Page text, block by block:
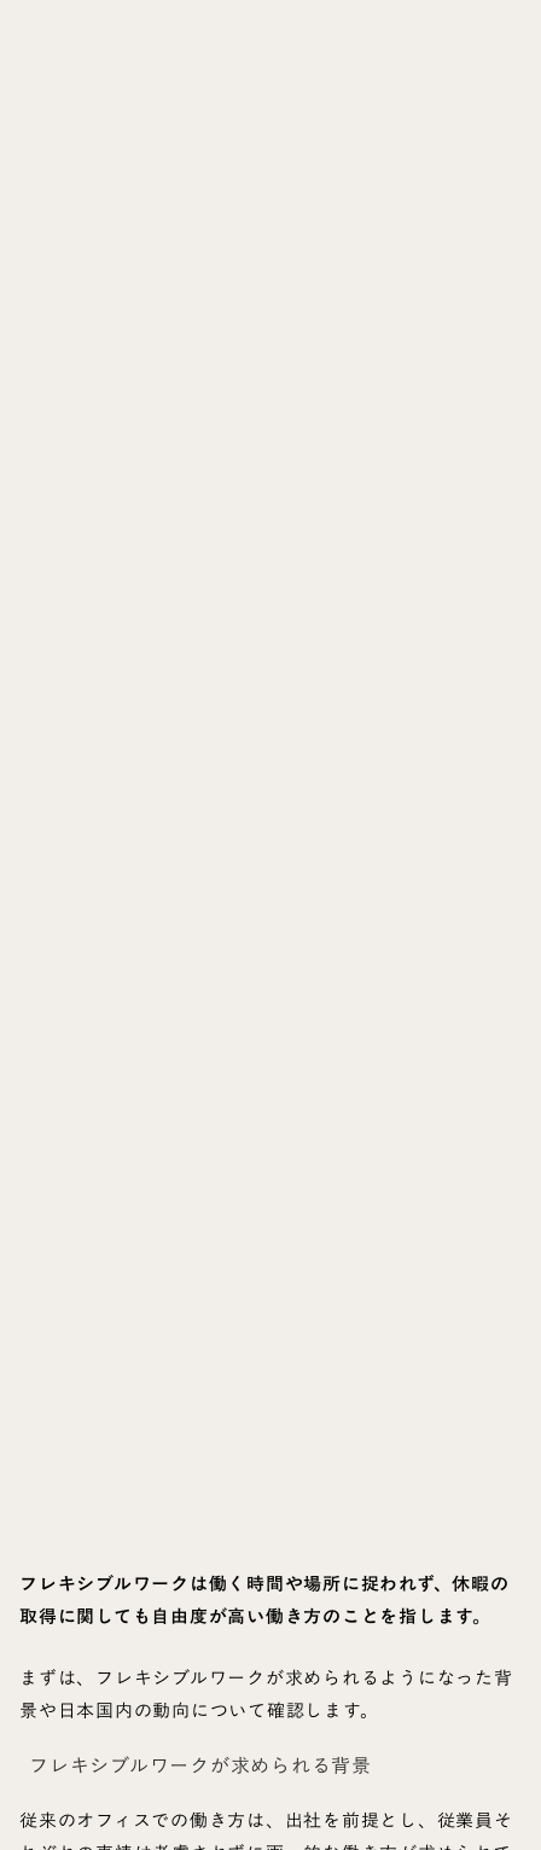
フレキシブルワークは働く時間や場所に捉われず、休暇の
取得に関しても自由度が高い働き方のことを指します。
まずは、フレキシブルワークが求められるようになった背
景や日本国内の動向について確認します。
フレキシブルワークが求められる背景
従来のオフィスでの働き方は、出社を前提とし、従業員そ